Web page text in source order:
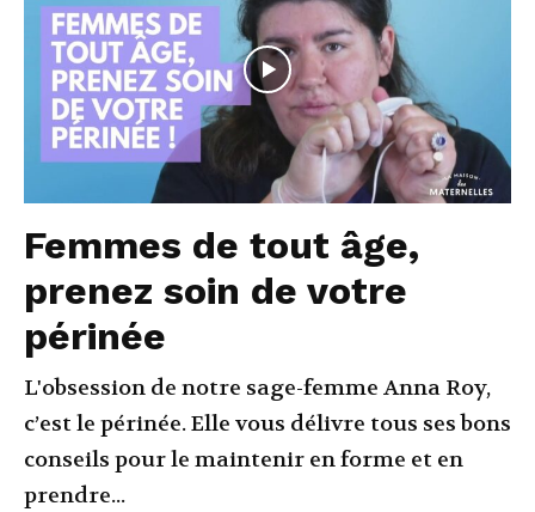
Femmes de tout âge,
prenez soin de votre
périnée
L'obsession de notre sage-femme Anna Roy,
c’est le périnée. Elle vous délivre tous ses bons
conseils pour le maintenir en forme et en
prendre...